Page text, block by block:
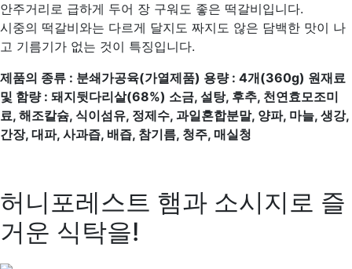
안주거리로 급하게 두어 장 구워도 좋은 떡갈비입니다.
시중의 떡갈비와는 다르게 달지도 짜지도 않은 담백한 맛이 나
고 기름기가 없는 것이 특징입니다.
제품의 종류 : 분쇄가공육(가열제품) 용량 : 4개(360g) 원재료
및 함량 : 돼지뒷다리살(68%) 소금, 설탕, 후추, 천연효모조미
료, 해조칼슘, 식이섬유, 정제수, 과일혼합분말, 양파, 마늘, 생강,
간장, 대파, 사과즙, 배즙, 참기름, 청주, 매실청
허니포레스트 햄과 소시지로 즐
거운 식탁을!